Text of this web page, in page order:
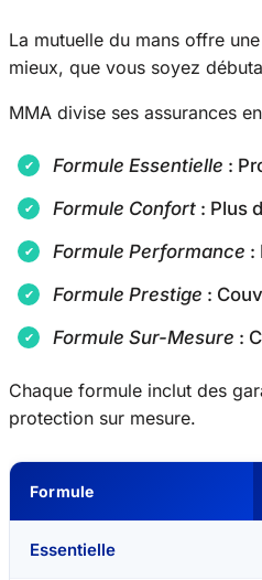
La mutuelle du mans offre
mieux, que vous soyez
MMA divise ses assurances
Formule Essentielle :
Formule Confort : Plus
Formule Performance :
Formule Prestige :
Formule Sur-Mesure :
Chaque formule inclut des
protection sur mesure.
Formule
Essentielle